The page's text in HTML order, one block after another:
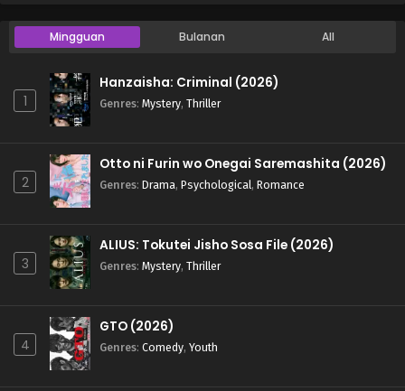
Mingguan Bulanan All
1
Hanzaisha: Criminal (2026)
Genres: Mystery, Thriller
2
Otto ni Furin wo Onegai Saremashita (2026)
Genres: Drama, Psychological, Romance
3
ALIUS: Tokutei Jisho Sosa File (2026)
Genres: Mystery, Thriller
4
GTO (2026)
Genres: Comedy, Youth